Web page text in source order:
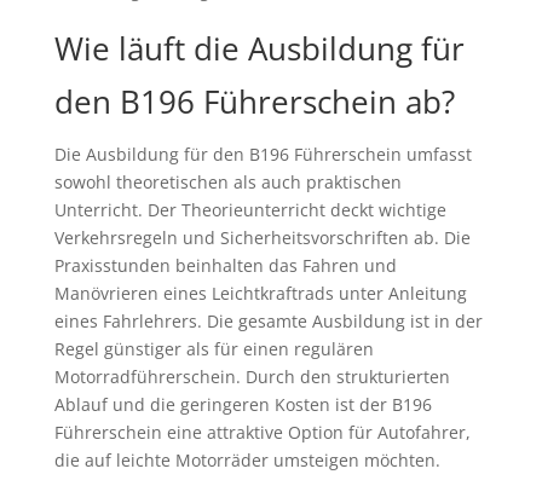
Wie läuft die Ausbildung für
den B196 Führerschein ab?
Die Ausbildung für den B196 Führerschein umfasst
sowohl theoretischen als auch praktischen
Unterricht. Der Theorieunterricht deckt wichtige
Verkehrsregeln und Sicherheitsvorschriften ab. Die
Praxisstunden beinhalten das Fahren und
Manövrieren eines Leichtkraftrads unter Anleitung
eines Fahrlehrers. Die gesamte Ausbildung ist in der
Regel günstiger als für einen regulären
Motorradführerschein. Durch den strukturierten
Ablauf und die geringeren Kosten ist der B196
Führerschein eine attraktive Option für Autofahrer,
die auf leichte Motorräder umsteigen möchten.